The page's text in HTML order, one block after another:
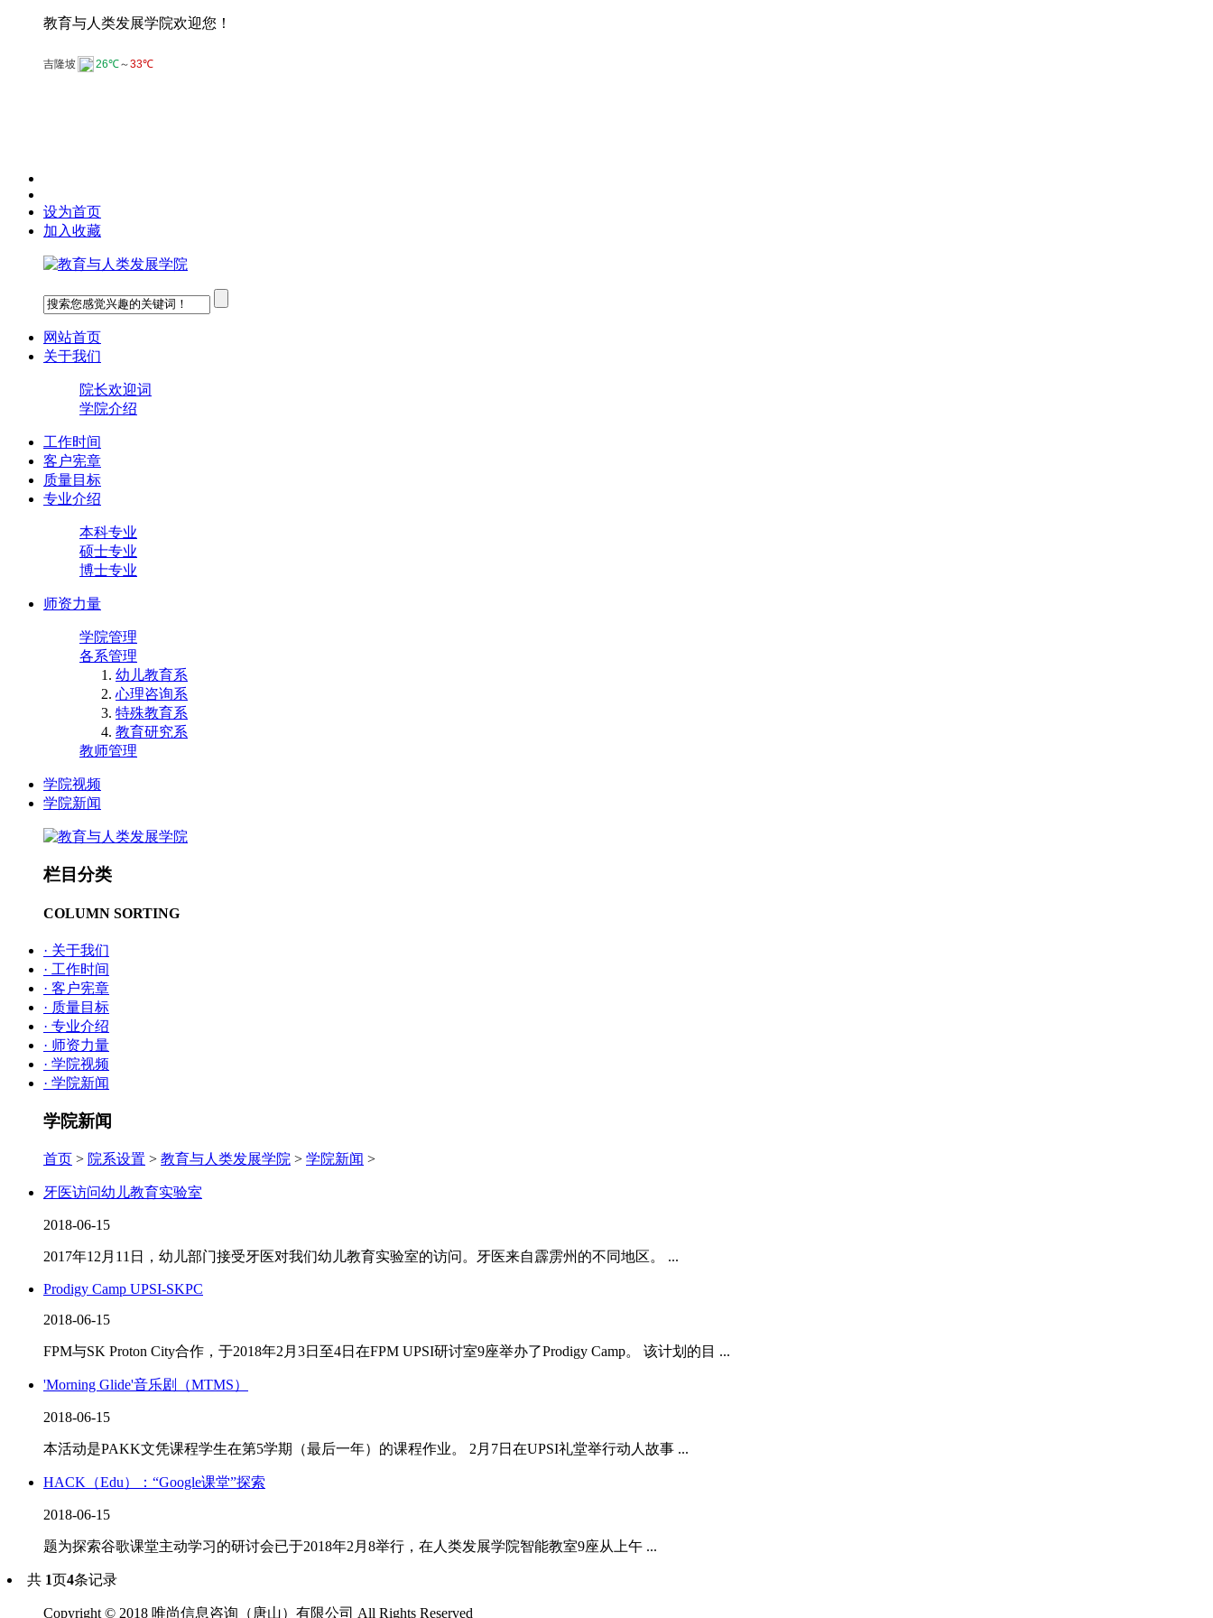
教育与人类发展学院欢迎您！
设为首页
加入收藏
网站首页
关于我们
院长欢迎词
学院介绍
工作时间
客户宪章
质量目标
专业介绍
本科专业
硕士专业
博士专业
师资力量
学院管理
各系管理
幼儿教育系
心理咨询系
特殊教育系
教育研究系
教师管理
学院视频
学院新闻
栏目分类
COLUMN SORTING
· 关于我们
· 工作时间
· 客户宪章
· 质量目标
· 专业介绍
· 师资力量
· 学院视频
· 学院新闻
学院新闻
首页 > 院系设置 > 教育与人类发展学院 > 学院新闻 >
牙医访问幼儿教育实验室
2018-06-15
2017年12月11日，幼儿部门接受牙医对我们幼儿教育实验室的访问。牙医来自霹雳州的不同地区。 ...
Prodigy Camp UPSI-SKPC
2018-06-15
FPM与SK Proton City合作，于2018年2月3日至4日在FPM UPSI研讨​​室9座举办了Prodigy Camp。 该计划的目 ...
'Morning Glide'音乐剧（MTMS）
2018-06-15
本活动是PAKK文凭课程学生在第5学期（最后一年）的课程作业。 2月7日在UPSI礼堂举行动人故事 ...
HACK（Edu）：“Google课堂”探索
2018-06-15
题为探索谷歌课堂主动学习的研讨会已于2018年2月8举行，在人类发展学院智能教室9座从上午 ...
共 1页4条记录
Copyright © 2018 唯尚信息咨询（唐山）有限公司 All Rights Reserved